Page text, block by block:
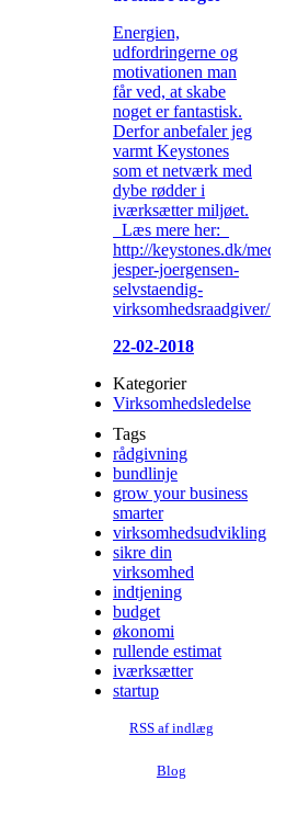
Energien,
udfordringerne og
motivationen man
får ved, at skabe
noget er fantastisk.
Derfor anbefaler jeg
varmt Keystones
som et netværk med
dybe rødder i
iværksætter miljøet.
Læs mere her:
http://keystones.dk/
jesper-joergensen-
selvstaendig-
virksomhedsraadgiver/...
22-02-2018
Kategorier
Virksomhedsledelse
Tags
rådgivning
bundlinje
grow your business
smarter
virksomhedsudvikling
sikre din
virksomhed
indtjening
budget
økonomi
rullende estimat
iværksætter
startup
RSS af indlæg
Blog